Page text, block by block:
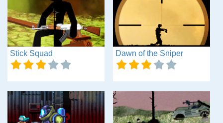
Stick Squad Dawn of the Sniper